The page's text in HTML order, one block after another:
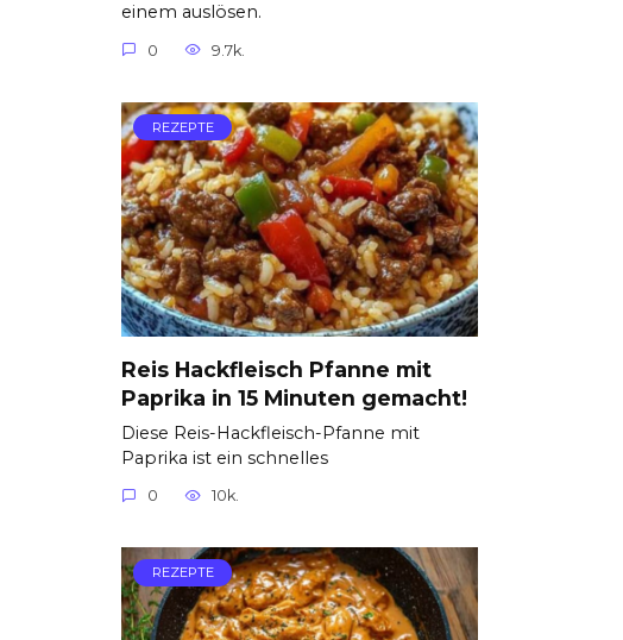
einem auslösen.
0 9.7k.
REZEPTE
Reis Hackfleisch Pfanne mit
Paprika in 15 Minuten gemacht!
Diese Reis-Hackfleisch-Pfanne mit
Paprika ist ein schnelles
0 10k.
REZEPTE